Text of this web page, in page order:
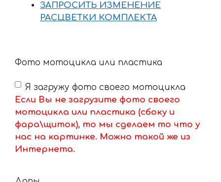
ЗАПРОСИТЬ ИЗМЕНЕНИЕ
РАСЦВЕТКИ КОМПЛЕКТА
Фото мотоцикла или пластика
Я загружу фото своего мотоцикла
Если Вы не загрузите фото своего
мотоцикла или пластика (сбоку и
фара\щиток), то мы сделаем то что у
нас на картинке. Можно такой же из
Интернета.